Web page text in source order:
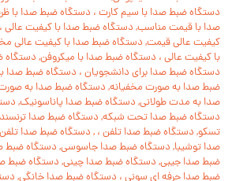
دستگاه ضبط صدا با سيم کارت ، دستگاه ضبط صدا با
صدا با قيمت مناسب, دستگاه ضبط صدا با کيفيت عالی ،
کيفيت عالی قيمت, دستگاه ضبط صدا با کيفيت عالی
با کیفیت عالی ، دستگاه ضبط صدا با ميکروفن, دستگاه
دستگاه ضبط صدا برای دانشجویان ، دستگاه ضبط صدا
ضبط صدا به صورت مخفيانه, دستگاه ضبط صدا به
صدا به مدت طولانی, دستگاه ضبط صدا پاناسونيک,
دستگاه ضبط صدا تحت شبکه, دستگاه ضبط صدا
تسکو, دستگاه ضبط صدا تلفن ، , دستگاه ضبط صدا
صدا توشيبا, دستگاه ضبط صدا جاسوسی, دستگاه ضبط
ضبط صدا جيبی, دستگاه ضبط صدا چينی, دستگاه ضبط
ضبط صدا حرفه ای سونی ، دستگاه ضبط صدا خانگی,